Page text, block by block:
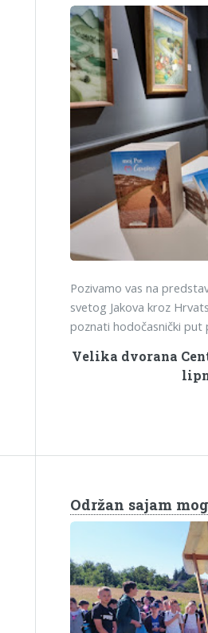
Pozivamo vas na
svetog Jakova kroz
poznati hodočasnički put
Velika dvorana
Održan sajam